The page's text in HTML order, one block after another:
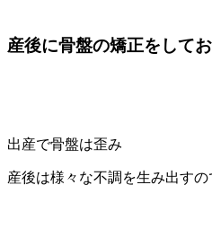
産後に骨盤の矯正をして
出産で骨盤は歪み
産後は様々な不調を生み出すの